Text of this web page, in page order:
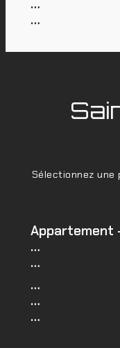
…
…
Sélectionnez une
Appartement
…
…
…
…
…